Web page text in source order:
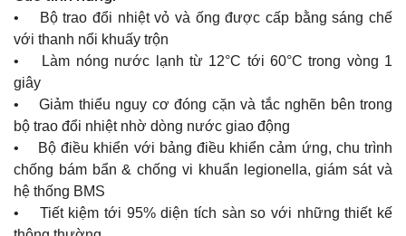
• Bộ trao đổi nhiệt vỏ và ống được cấp bằng sáng chế
với thanh nổi khuấy trộn
• Làm nóng nước lạnh từ 12°C tới 60°C trong vòng 1
giây
• Giảm thiểu nguy cơ đóng cặn và tắc nghẽn bên trong
bộ trao đổi nhiệt nhờ dòng nước giao động
• Bộ điều khiển với bảng điều khiển cảm ứng, chu trình
chống bám bẩn & chống vi khuẩn legionella, giám sát và
hệ thống BMS
• Tiết kiệm tới 95% diện tích sàn so với những thiết kế